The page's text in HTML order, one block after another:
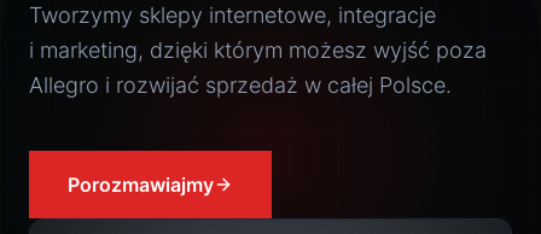
Tworzymy sklepy internetowe, integracje
i marketing, dzięki którym możesz wyjść poza
Allegro i rozwijać sprzedaż w całej Polsce.
Porozmawiajmy